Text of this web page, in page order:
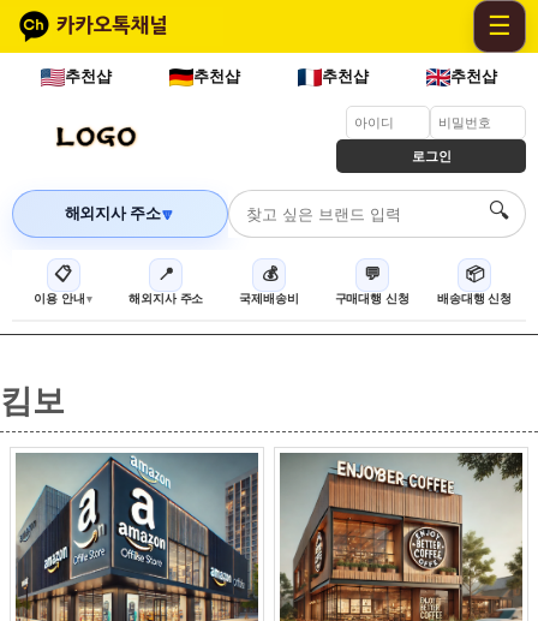
☰
추천샵 추천샵 추천샵 추천샵
로그인
해외지사 주소🔽 🔍
📋
이용 안내
📍
해외지사 주소
💰
국제배송비
💬
구매대행 신청
📦
배송대행 신청
킴보